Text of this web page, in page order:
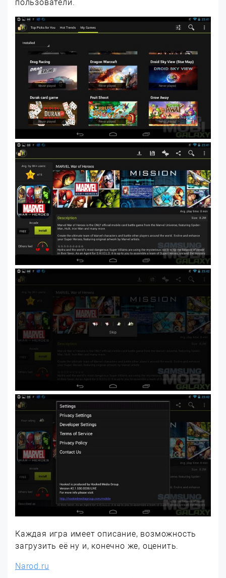
пользователи.
Каждая игра имеет описание, возможность
загрузить её ну и, конечно же, оценить.
Narod.ru